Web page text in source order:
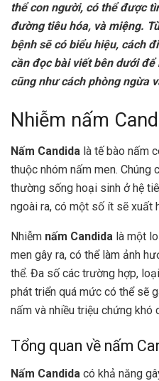
thể con người, có thể được
đường tiêu hóa, và miệng.
bệnh sẽ có biểu hiệu, cách
cần đọc bài viết bên dưới
cũng như cách phòng ngừa
Nhiễm nấm
Nấm Candida là tế bào nấm
thuộc nhóm nấm men.
thường sống hoại sinh ở hệ
ngoài ra, có một số ít sẽ xuất
Nhiễm nấm Candida là một
men gây ra, có thể làm ảnh
thể. Đa số các trường hợp,
phát triển quá mức có thể sẽ
nấm và nhiều triệu chứng khó
Tổng quan về nấm
Nấm Candida có khả năng